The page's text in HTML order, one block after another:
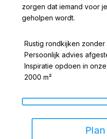
zorgen dat iemand voor
geholpen wordt.
Rustig rondkijken
Persoonlijk advies
Inspiratie opdoen in
2000 m²